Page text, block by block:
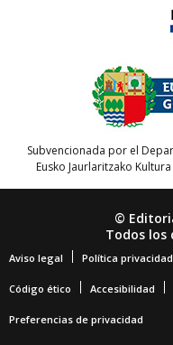
Subvencionada por el
Eusko Jaurlaritzako
©
Todos los
Aviso legal Política privacidad
Código ético Accesibilidad
Preferencias de privacidad